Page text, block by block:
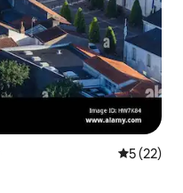
平均评分
5 (22)